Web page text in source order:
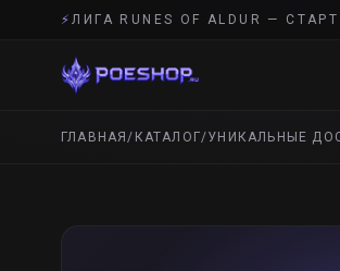
⚡ЛИГА RUNES OF ALDUR —
ГЛАВНАЯ/ КАТАЛОГ/УНИКАЛЬНЫЕ